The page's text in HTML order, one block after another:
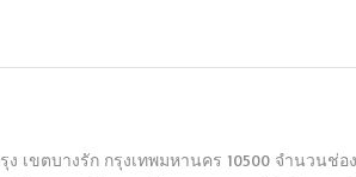
ง เขตบางรัก กรุงเทพมหานคร 10500 จำนวนช่อง